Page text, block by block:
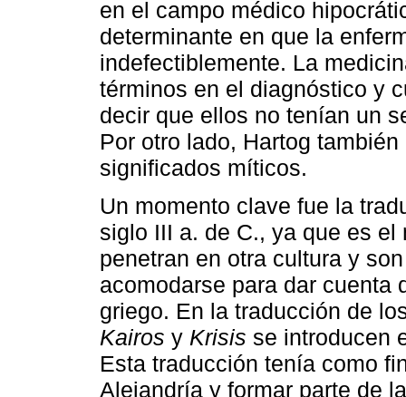
en el campo médico
determinante en que la
indefectiblemente. La
términos en el diagnóstico y
decir que ellos no tenían un
Por otro lado, Hartog
significados míticos.
Un momento clave fue la
siglo III a. de C., ya que es
penetran en otra cultura y
acomodarse para dar cuenta
griego. En la traducción de
Kairos y Krisis se introducen
Esta traducción tenía como
Alejandría y formar parte de